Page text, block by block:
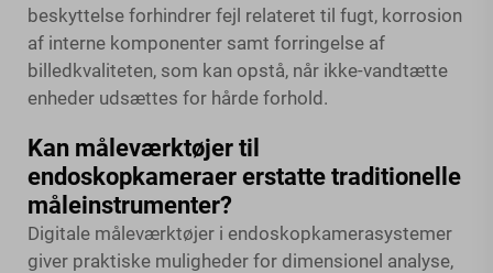
beskyttelse forhindrer fejl relateret til fugt, korrosion
af interne komponenter samt forringelse af
billedkvaliteten, som kan opstå, når ikke-vandtætte
enheder udsættes for hårde forhold.
Kan måleværktøjer til
endoskopkameraer erstatte traditionelle
måleinstrumenter?
Digitale måleværktøjer i endoskopkamerasystemer
giver praktiske muligheder for dimensionel analyse,